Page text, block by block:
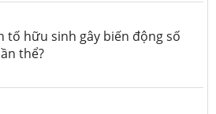
tố hữu sinh gây biến động số
thể?